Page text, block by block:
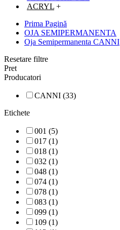
ACRYL +
Prima Pagină
OJA SEMIPERMANENTA
Oja Semipermanenta CANNI
Resetare filtre
Pret
Producatori
CANNI (33)
Etichete
001 (5)
017 (1)
018 (1)
032 (1)
048 (1)
074 (1)
078 (1)
083 (1)
099 (1)
109 (1)